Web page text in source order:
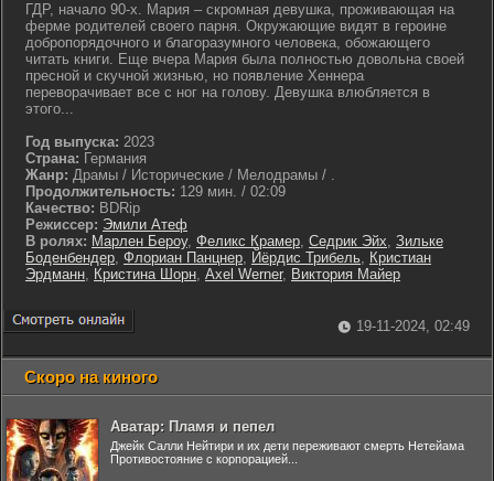
ГДР, начало 90-х. Мария – скромная девушка, проживающая на
ферме родителей своего парня. Окружающие видят в героине
добропорядочного и благоразумного человека, обожающего
читать книги. Еще вчера Мария была полностью довольна своей
пресной и скучной жизнью, но появление Хеннера
переворачивает все с ног на голову. Девушка влюбляется в
этого...
Год выпуска: 2023
Страна: Германия
Жанр: Драмы / Исторические / Мелодрамы / .
Продолжительность: 129 мин. / 02:09
Качество: BDRip
Режиссер: Эмили Атеф
В ролях: Марлен Бероу, Феликс Крамер, Седрик Эйх, Зильке
Боденбендер, Флориан Панцнер, Йёрдис Трибель, Кристиан
Эрдманн, Кристина Шорн, Axel Werner, Виктория Майер
19-11-2024, 02:49
Скоро на киного
Аватар: Пламя и пепел
Джейк Салли Нейтири и их дети переживают смерть Нетейама
Противостояние с корпорацией...